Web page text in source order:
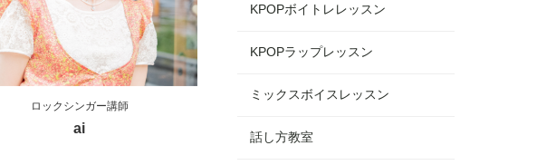
ロックシンガー講師
ai
KPOPボイトレレッスン
KPOPラップレッスン
ミックスボイスレッスン
話し方教室